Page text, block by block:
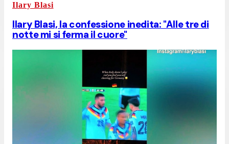
Ilary Blasi
Ilary Blasi, la confessione inedita: "Alle tre di
notte mi si ferma il cuore"